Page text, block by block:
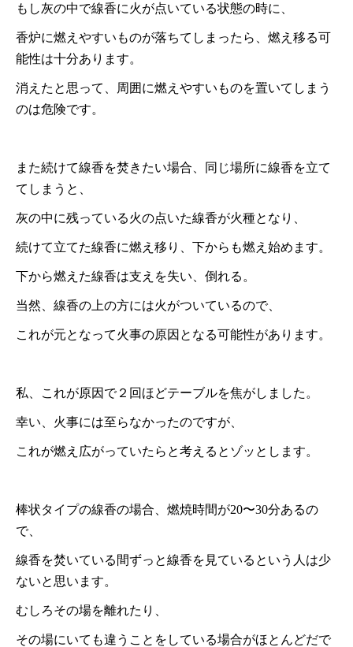
もし灰の中で線香に火が点いている状態の時に、
香炉に燃えやすいものが落ちてしまったら、燃え移る可
能性は十分あります。
消えたと思って、周囲に燃えやすいものを置いてしまう
のは危険です。
また続けて線香を焚きたい場合、同じ場所に線香を立て
てしまうと、
灰の中に残っている火の点いた線香が火種となり、
続けて立てた線香に燃え移り、下からも燃え始めます。
下から燃えた線香は支えを失い、倒れる。
当然、線香の上の方には火がついているので、
これが元となって火事の原因となる可能性があります。
私、これが原因で２回ほどテーブルを焦がしました。
幸い、火事には至らなかったのですが、
これが燃え広がっていたらと考えるとゾッとします。
棒状タイプの線香の場合、燃焼時間が20〜30分あるの
で、
線香を焚いている間ずっと線香を見ているという人は少
ないと思います。
むしろその場を離れたり、
その場にいても違うことをしている場合がほとんどだで